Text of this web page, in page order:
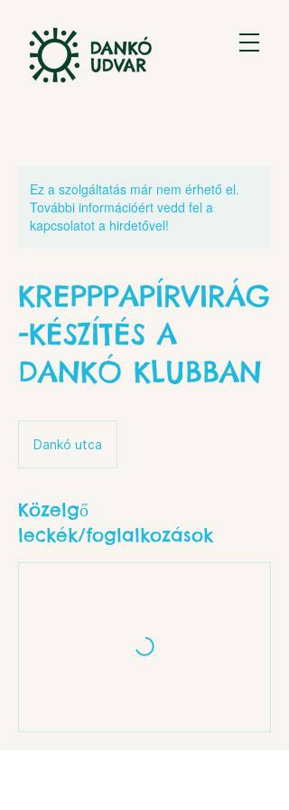
Ez a szolgáltatás már nem érhető el.
További információért vedd fel a
kapcsolatot a hirdetővel!
KREPPPAPÍRVIRÁG
-KÉSZÍTÉS A
DANKÓ KLUBBAN
Dankó utca
Közelgő
leckék/foglalkozások